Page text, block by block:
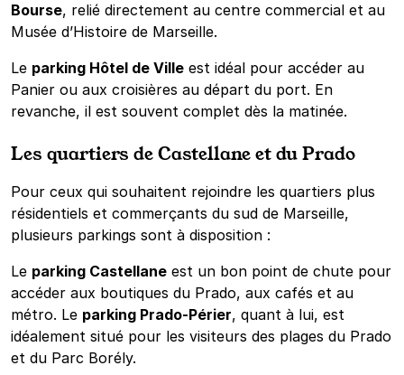
Bourse, relié directement au centre commercial et au
Musée d’Histoire de Marseille.
Le parking Hôtel de Ville est idéal pour accéder au
Panier ou aux croisières au départ du port. En
revanche, il est souvent complet dès la matinée.
Les quartiers de Castellane et du Prado
Pour ceux qui souhaitent rejoindre les quartiers plus
résidentiels et commerçants du sud de Marseille,
plusieurs parkings sont à disposition :
Le parking Castellane est un bon point de chute pour
accéder aux boutiques du Prado, aux cafés et au
métro. Le parking Prado-Périer, quant à lui, est
idéalement situé pour les visiteurs des plages du Prado
et du Parc Borély.